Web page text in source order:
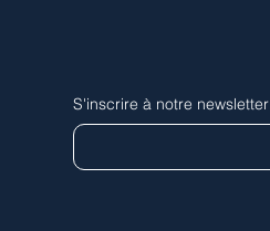
S'inscrire à notre newsletter